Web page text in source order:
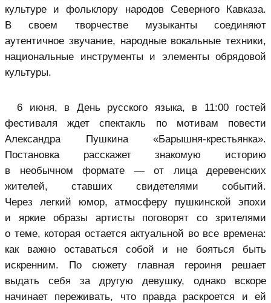
культуре и фольклору народов Северного Кавказа.
В своем творчестве музыканты соединяют
аутентичное звучание, народные вокальные техники,
национальные инструменты и элементы обрядовой
культуры.
6 июня, в День русского языка, в 11:00 гостей
фестиваля ждет спектакль по мотивам повести
Александра Пушкина «Барышня-крестьянка».
Постановка расскажет знакомую историю
в необычном формате — от лица деревенских
жителей, ставших свидетелями событий.
Через легкий юмор, атмосферу пушкинской эпохи
и яркие образы артисты поговорят со зрителями
о теме, которая остается актуальной во все времена:
как важно оставаться собой и не бояться быть
искренним. По сюжету главная героиня решает
выдать себя за другую девушку, однако вскоре
начинает переживать, что правда раскроется и ей